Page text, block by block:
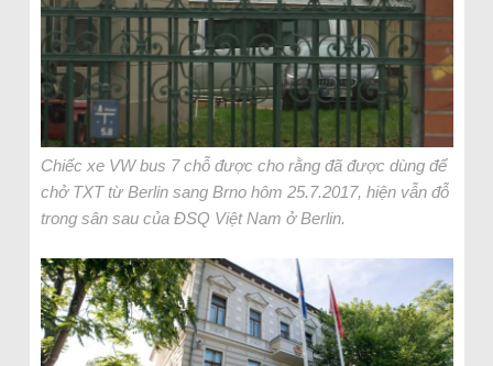
Chiếc xe VW bus 7 chỗ được cho rằng đã được dùng để
chở TXT từ Berlin sang Brno hôm 25.7.2017, hiện vẫn đỗ
trong sân sau của ĐSQ Việt Nam ở Berlin.